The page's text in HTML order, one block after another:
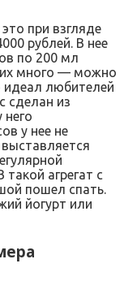
при взгляде
рублей. В нее
по 200 мл
много — можно
идеал любителей
сделан из
у нее не
агрегат с
пошел спать.
йогурт или